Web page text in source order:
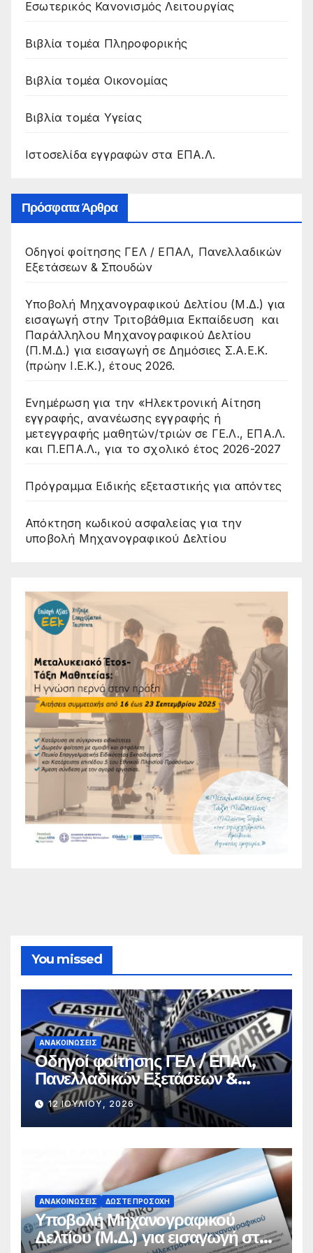
Εσωτερικός Κανονισμός Λειτουργίας
Βιβλία τομέα Πληροφορικής
Βιβλία τομέα Οικονομίας
Βιβλία τομέα Υγείας
Ιστοσελίδα εγγραφών στα ΕΠΑ.Λ.
Πρόσφατα Άρθρα
Οδηγοί φοίτησης ΓΕΛ / ΕΠΑΛ, Πανελλαδικών
Εξετάσεων & Σπουδών
Υποβολή Μηχανογραφικού Δελτίου (Μ.Δ.) για
εισαγωγή στην Τριτοβάθμια Εκπαίδευση και
Παράλληλου Μηχανογραφικού Δελτίου
(Π.Μ.Δ.) για εισαγωγή σε Δημόσιες Σ.Α.Ε.Κ.
(πρώην Ι.Ε.Κ.), έτους 2026.
Ενημέρωση για την «Ηλεκτρονική Αίτηση
εγγραφής, ανανέωσης εγγραφής ή
μετεγγραφής μαθητών/τριών σε ΓΕ.Λ., ΕΠΑ.Λ.
και Π.ΕΠΑ.Λ., για το σχολικό έτος 2026-2027
Πρόγραμμα Ειδικής εξεταστικής για απόντες
Απόκτηση κωδικού ασφαλείας για την
υποβολή Μηχανογραφικού Δελτίου
You missed
ΑΝΑΚΟΙΝΏΣΕΙΣ
Οδηγοί φοίτησης ΓΕΛ / ΕΠΑΛ,
Πανελλαδικών Εξετάσεων &
Σπουδών
12 ΙΟΥΛΊΟΥ, 2026
ΑΝΑΚΟΙΝΏΣΕΙΣ ΔΏΣΤΕ ΠΡΟΣΟΧΉ
Υποβολή Μηχανογραφικού
Δελτίου (Μ.Δ.) για εισαγωγή στην